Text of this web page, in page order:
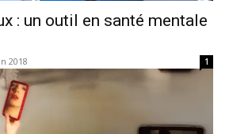
: un outil en santé mentale
2018 1